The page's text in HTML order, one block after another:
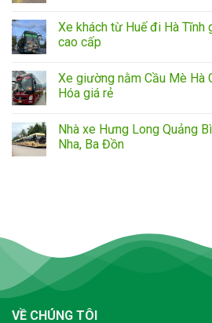
Xe khách từ Huế đi Hà
cao cấp
Xe giường nằm Cầu Mè Hà
Hóa giá rẻ
Nhà xe Hưng Long Quảng
Nha, Ba Đồn
VỀ CHÚNG TÔI